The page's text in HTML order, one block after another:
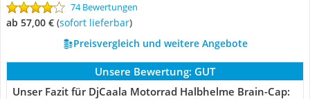
74 Bewertungen
ab 57,00 € ( Sofort lieferbar)
Preisvergleich und weitere Angebote
Unsere Bewertung: GUT
Unser Fazit für DjCaala Motorrad Halbhelme Brain-Cap: